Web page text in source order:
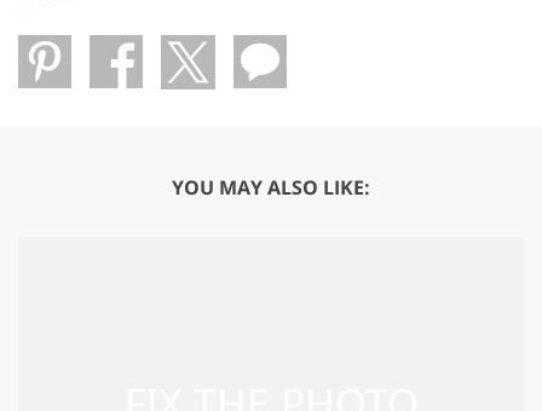
YOU MAY ALSO LIKE: